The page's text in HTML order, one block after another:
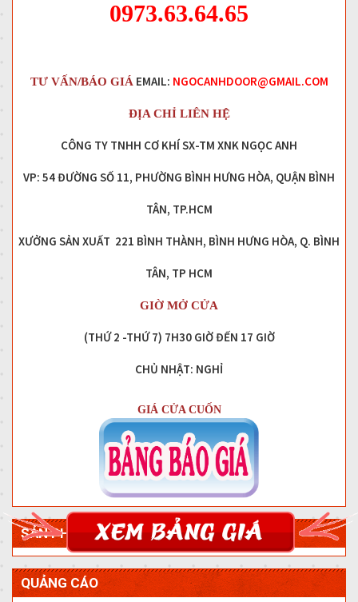
0973.63.64.65
TƯ VẤN/BÁO GIÁ EMAIL: NGOCANHDOOR@GMAIL.COM
ĐỊA CHỈ LIÊN HỆ
CÔNG TY TNHH CƠ KHÍ SX-TM XNK NGỌC ANH
VP: 54 ĐƯỜNG SỐ 11, PHƯỜNG BÌNH HƯNG HÒA, QUẬN BÌNH
TÂN, TP.HCM
XƯỞNG SẢN XUẤT 221 BÌNH THÀNH, BÌNH HƯNG HÒA, Q. BÌNH
TÂN, TP HCM
GIỜ MỞ CỬA
(THỨ 2 -THỨ 7) 7H30 GIỜ ĐẾN 17 GIỜ
CHỦ NHẬT: NGHỈ
GIÁ CỬA CUỐN
SẢN PHẨM MỚI
QUẢNG CÁO